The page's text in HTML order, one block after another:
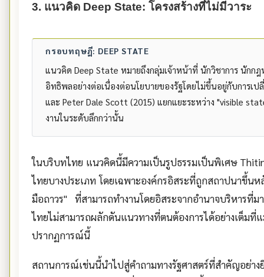
3. แนวคิด Deep State: โครงสร้างที่ไม่มีวาระ
กรอบทฤษฎี: DEEP STATE
แนวคิด Deep State หมายถึงกลุ่มเจ้าหน้าที่ นักวิชาการ นัก
อิทธิพลอย่างต่อเนื่องต่อนโยบายของรัฐโดยไม่ขึ้นอยู่กับการเ
และ Peter Dale Scott (2015) แยกแยะระหว่าง "visible
งานในระดับลึกกว่านั้น
ในบริบทไทย แนวคิดนี้มีความเป็นรูปธรรมเป็นพิเศษ
ไทยบางประเภท โดยเฉพาะองค์กรอิสระที่ถูกสถาปนาขึ้น
มือถาวร" ที่สามารถทำงานโดยอิสระจากอำนาจบริหารที่ม
ไทยไม่สามารถผลักดันแนวทางที่ตนต้องการได้อย่าง
ปรากฏการณ์นี้
สถานการณ์เช่นนี้นำไปสู่คำถามทางรัฐศาสตร์ที่สำคัญอย่า